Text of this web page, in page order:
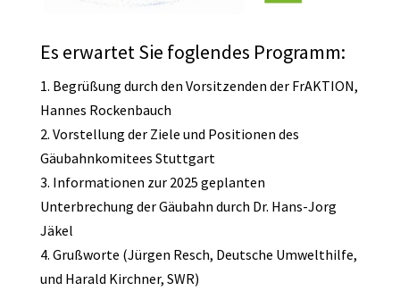
Es erwartet Sie foglendes Programm:
1. Begrüßung durch den Vorsitzenden der FrAKTION,
Hannes Rockenbauch
2. Vorstellung der Ziele und Positionen des
Gäubahnkomitees Stuttgart
3. Informationen zur 2025 geplanten
Unterbrechung der Gäubahn durch Dr. Hans-Jorg
Jäkel
4. Grußworte (Jürgen Resch, Deutsche Umwelthilfe,
und Harald Kirchner, SWR)